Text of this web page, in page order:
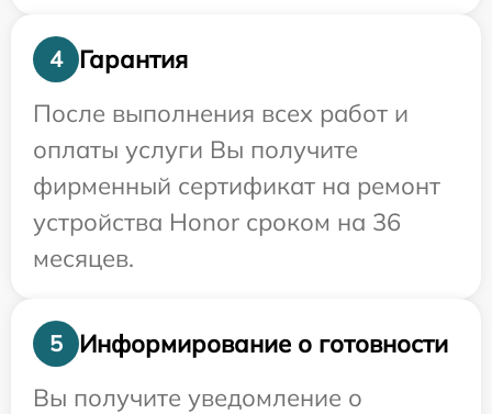
4
Гарантия
После выполнения всех работ и
оплаты услуги Вы получите
фирменный сертификат на ремонт
устройства Honor сроком на 36
месяцев.
5
Информирование о готовности
Вы получите уведомление о